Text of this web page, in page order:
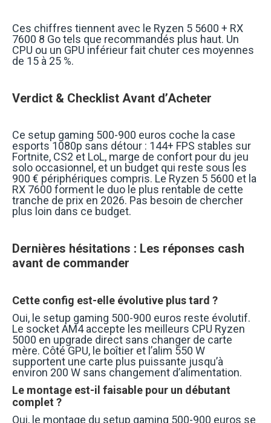
Ces chiffres tiennent avec le Ryzen 5 5600 + RX
7600 8 Go tels que recommandés plus haut. Un
CPU ou un GPU inférieur fait chuter ces moyennes
de 15 à 25 %.
Verdict & Checklist Avant d’Acheter
Ce setup gaming 500-900 euros coche la case
esports 1080p sans détour : 144+ FPS stables sur
Fortnite, CS2 et LoL, marge de confort pour du jeu
solo occasionnel, et un budget qui reste sous les
900 € périphériques compris. Le Ryzen 5 5600 et la
RX 7600 forment le duo le plus rentable de cette
tranche de prix en 2026. Pas besoin de chercher
plus loin dans ce budget.
Dernières hésitations : Les réponses cash
avant de commander
Cette config est-elle évolutive plus tard ?
Oui, le setup gaming 500-900 euros reste évolutif.
Le socket AM4 accepte les meilleurs CPU Ryzen
5000 en upgrade direct sans changer de carte
mère. Côté GPU, le boîtier et l’alim 550 W
supportent une carte plus puissante jusqu’à
environ 200 W sans changement d’alimentation.
Le montage est-il faisable pour un débutant
complet ?
Oui, le montage du setup gaming 500-900 euros se